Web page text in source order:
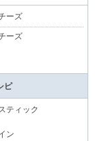
ーズ
ーズ
ピ
ティック
ン